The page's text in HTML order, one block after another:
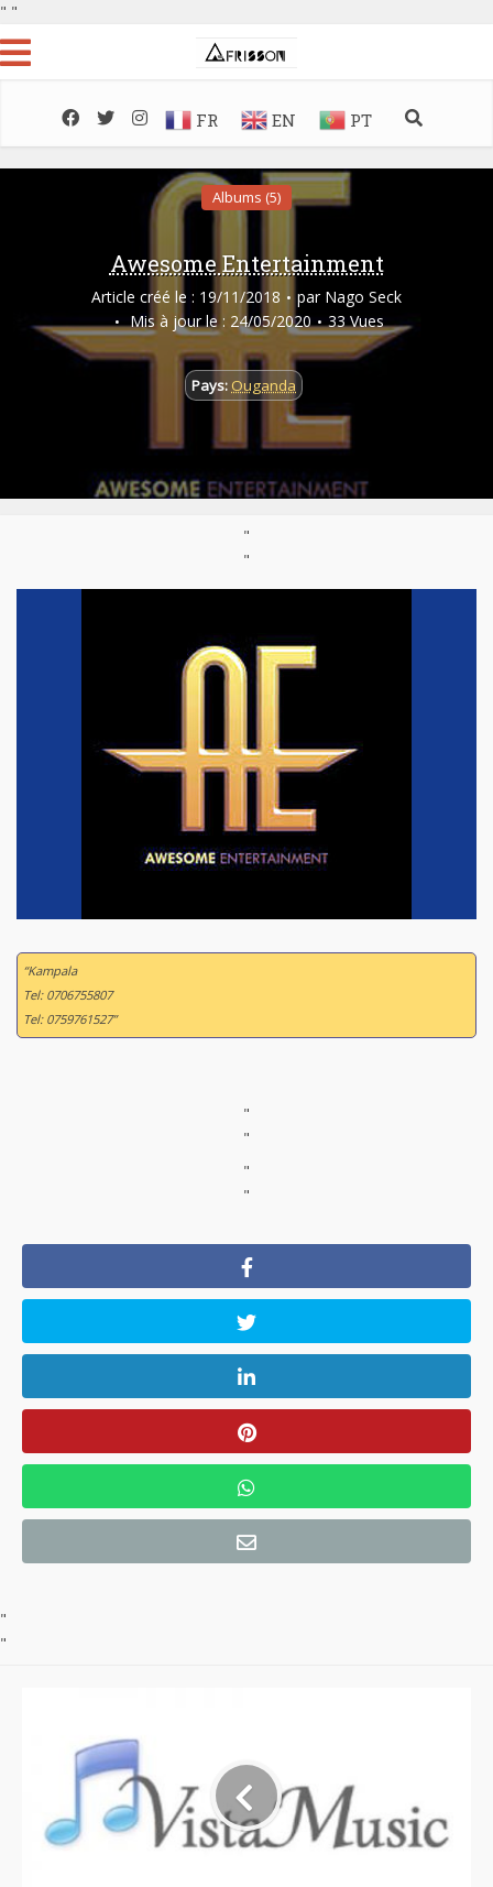
" "
FR EN PT
Albums (5)
Awesome Entertainment
Article créé le : 19/11/2018 par Nago Seck
Mis à jour le : 24/05/2020
33 Vues
Pays: Ouganda
"
"
“Kampala
Tel: 0706755807
Tel: 0759761527”
"
"
"
"
"
"